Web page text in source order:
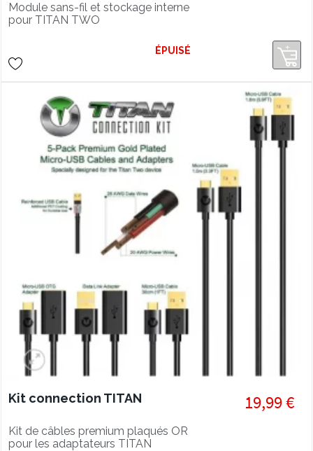
Module sans-fil et stockage interne
pour TITAN TWO
ÉPUISÉ
Kit connection TITAN
Kit de câbles premium plaqués OR
pour les adaptateurs TITAN
19,99 €